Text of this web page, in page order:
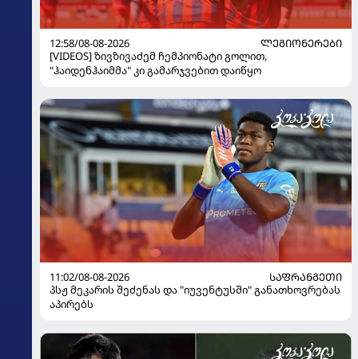
12:58/08-08-2026
ᲚᲔᲒᲘᲝᲜᲔᲠᲔᲑᲘ
[VIDEOS] ზივზივაძემ ჩემპიონატი გოლით,
"ჰაიდენჰაიმმა" კი გამარჯვებით დაიწყო
11:02/08-08-2026
ᲡᲐᲤᲠᲐᲜᲒᲔᲗᲘ
პსჟ მეკარის შეძენას და "იუვენტუსში" განათხოვრებას
აპირებს